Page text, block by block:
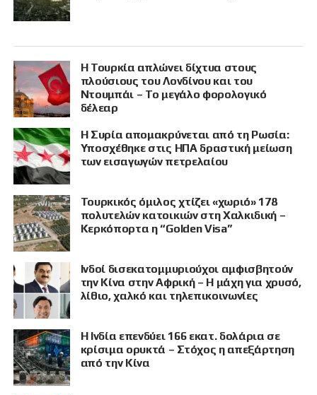
Η Τουρκία απλώνει δίχτυα στους
πλούσιους του Λονδίνου και του
Ντουμπάι – Το μεγάλο φορολογικό
δέλεαρ
Η Συρία απομακρύνεται από τη Ρωσία:
Υποσχέθηκε στις ΗΠΑ δραστική μείωση
των εισαγωγών πετρελαίου
Τουρκικός όμιλος χτίζει «χωριό» 178
πολυτελών κατοικιών στη Χαλκιδική –
Κερκόπορτα η “Golden Visa”
Ινδοί δισεκατομμυριούχοι αμφισβητούν
την Κίνα στην Αφρική – Η μάχη για χρυσό,
λίθιο, χαλκό και τηλεπικοινωνίες
Η Ινδία επενδύει 166 εκατ. δολάρια σε
κρίσιμα ορυκτά – Στόχος η απεξάρτηση
από την Κίνα